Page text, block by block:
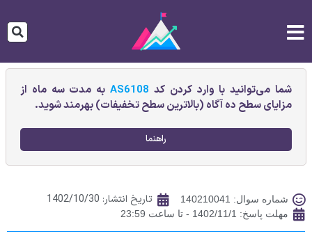
شما می‌توانید با وارد کردن کد AS6108به مدت سه ماه از
مزایای سطح ده آگاه (بالاترین سطح تخفیفات) بهرمند شوید.
راهنما
شماره سوال: 140210041 تاریخ انتشار: 1402/10/30
مهلت پاسخ: 1402/11/1 - تا ساعت 23:59